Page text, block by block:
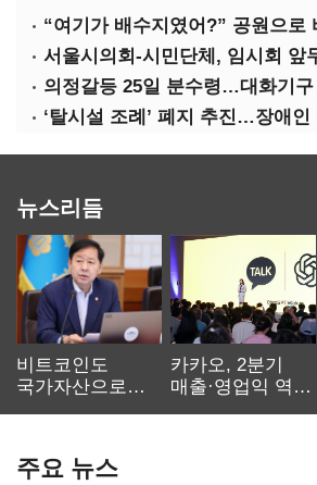
서울시의회-시민단체, 임시회 앞
의정갈등 25일 분수령…대화기
‘탈시설 조례’ 폐지 추진…장애인
뉴스리듬
비트코인도
국가자산으로…'
카카오, 2분기
매출·영업익 역대
주요 뉴스